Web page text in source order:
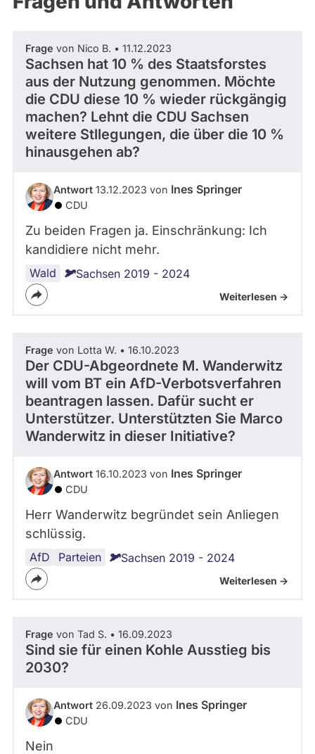
n
L
a
n
d
t
a
g
oder
Mandaten
können
über
abgeordnetenwatch
befragt
werden.
Frage von Nico B. • 11.12.2023
Sachsen hat 10 % des Staatsforstes
aus der Nutzung genommen. Möchte
die CDU diese 10 % wieder rückgängig
machen? Lehnt die CDU Sachsen
weitere Stllegungen, die über die 10 %
hinausgehen ab?
Antwort 13.12.2023 von Ines Springer
CDU
Zu beiden Fragen ja. Einschränkung: Ich
kandidiere nicht mehr.
Wald Sachsen 2019 - 2024
Weiterlesen ->
Frage von Lotta W. • 16.10.2023
Der CDU-Abgeordnete M. Wanderwitz
will vom BT ein AfD-Verbotsverfahren
beantragen lassen. Dafür sucht er
Unterstützer. Unterstützten Sie Marco
Wanderwitz in dieser Initiative?
Antwort 16.10.2023 von Ines Springer
CDU
Herr Wanderwitz begründet sein Anliegen
schlüssig.
AfD Parteien
Parteiverbot Sachsen 2019 - 2024
Weiterlesen ->
Frage von Tad S. • 16.09.2023
Sind sie für einen Kohle Ausstieg bis
2030?
Antwort 26.09.2023 von Ines Springer
CDU
Nein